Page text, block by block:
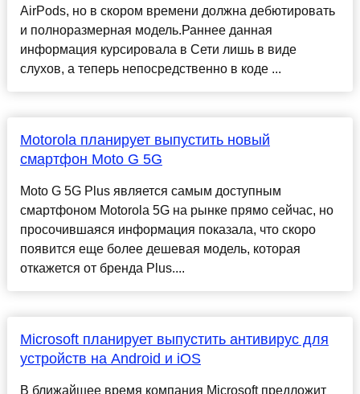
AirPods, но в скором времени должна дебютировать
и полноразмерная модель.Раннее данная
информация курсировала в Сети лишь в виде
слухов, а теперь непосредственно в коде ...
Motorola планирует выпустить новый
смартфон Moto G 5G
Moto G 5G Plus является самым доступным
смартфоном Motorola 5G на рынке прямо сейчас, но
просочившаяся информация показала, что скоро
появится еще более дешевая модель, которая
откажется от бренда Plus....
Microsoft планирует выпустить антивирус для
устройств на Android и iOS
В ближайшее время компания Microsoft предложит